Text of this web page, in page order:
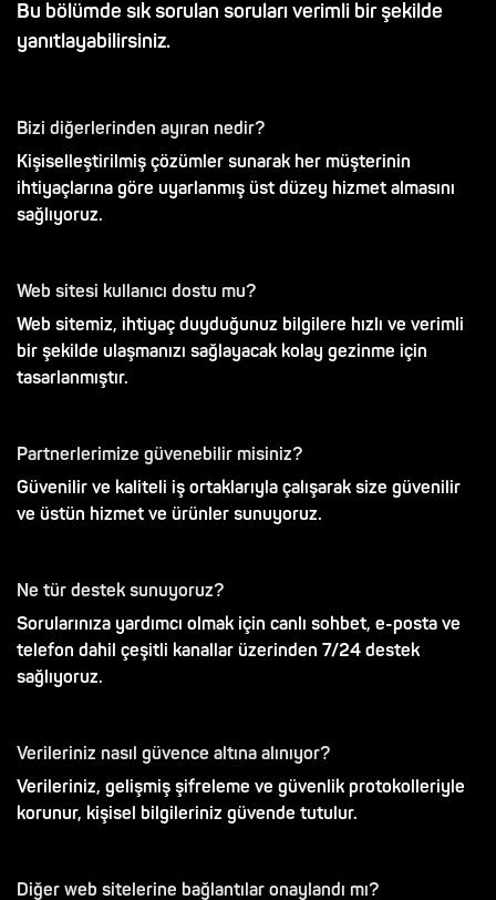
Bu bölümde sık sorulan soruları verimli bir şekilde
yanıtlayabilirsiniz.
Bizi diğerlerinden ayıran nedir?
Kişiselleştirilmiş çözümler sunarak her müşterinin
ihtiyaçlarına göre uyarlanmış üst düzey hizmet almasını
sağlıyoruz.
Web sitesi kullanıcı dostu mu?
Web sitemiz, ihtiyaç duyduğunuz bilgilere hızlı ve verimli
bir şekilde ulaşmanızı sağlayacak kolay gezinme için
tasarlanmıştır.
Partnerlerimize güvenebilir misiniz?
Güvenilir ve kaliteli iş ortaklarıyla çalışarak size güvenilir
ve üstün hizmet ve ürünler sunuyoruz.
Ne tür destek sunuyoruz?
Sorularınıza yardımcı olmak için canlı sohbet, e-posta ve
telefon dahil çeşitli kanallar üzerinden 7/24 destek
sağlıyoruz.
Verileriniz nasıl güvence altına alınıyor?
Verileriniz, gelişmiş şifreleme ve güvenlik protokolleriyle
korunur, kişisel bilgileriniz güvende tutulur.
Diğer web sitelerine bağlantılar onaylandı mı?